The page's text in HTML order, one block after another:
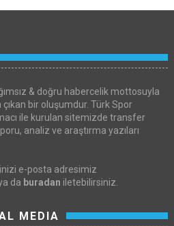
& doğru habercelik mottosuyla
çıkan bir oluşumdur. Türk Spor
ile kurulan sitemizde transfer
analiz ve araştırma yazıları
e-posta adresimiz
da buradan iletebilirsiniz.
MEDIA